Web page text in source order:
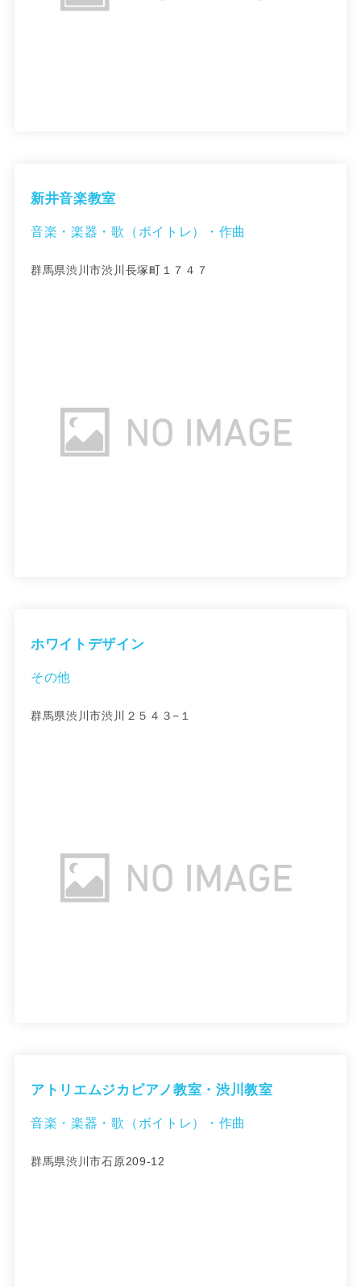
新井音楽教室
音楽・楽器・歌（ボイトレ）・作曲
群馬県渋川市渋川長塚町１７４７
ホワイトデザイン
その他
群馬県渋川市渋川２５４３−１
アトリエムジカピアノ教室・渋川教室
音楽・楽器・歌（ボイトレ）・作曲
群馬県渋川市石原209-12